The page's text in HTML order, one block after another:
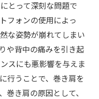
快適な生活を手に入
とって深刻な問題で
フォンの使用によっ
な姿勢が崩れてしまい
や背中の痛みを引き起
スにも悪影響を与えま
行うことで、巻き肩を
巻き肩の原因として、